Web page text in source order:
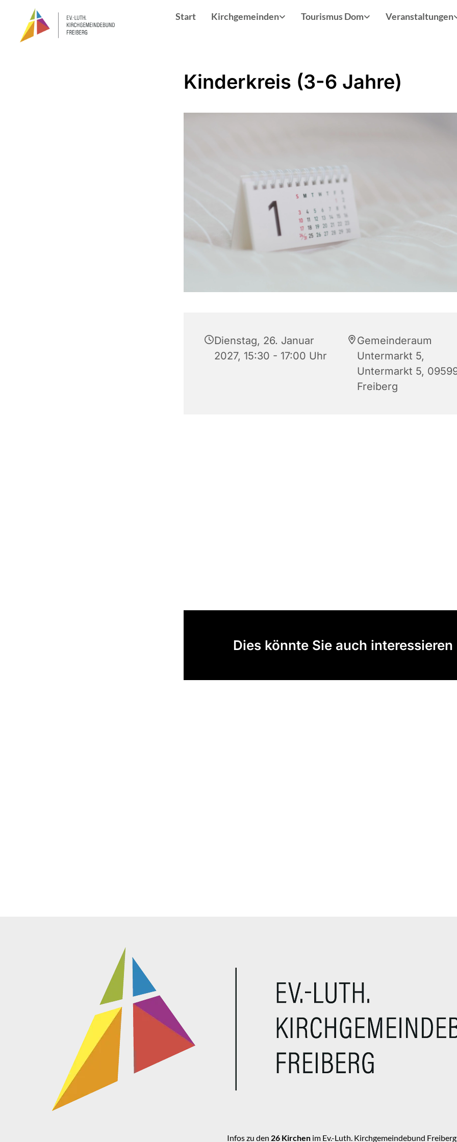
Start Kirchgemeinden Tourismus Dom Veranstaltungen
Kinderkreis (3-6 Jahre)
Dienstag, 26. Januar
2027, 15:30 - 17:00 Uhr
Gemeinderaum
Untermarkt 5,
Untermarkt 5,
Freiberg
Dies könnte Sie auch interessieren
Infos zu den 26 Kirchen im Ev.-Luth. Kirchgemeindebund